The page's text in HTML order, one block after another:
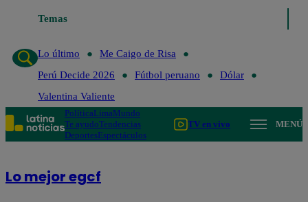
Temas
Lo último
Me Caigo de Risa
Perú Decide 2026
Fútbol peruano
Dólar
Valentina Valiente
PolíticaLimaMundo
Te ayudoTendencias
DeportesEspectáculos
TV en vivo MENÚ
Lo mejor egcf